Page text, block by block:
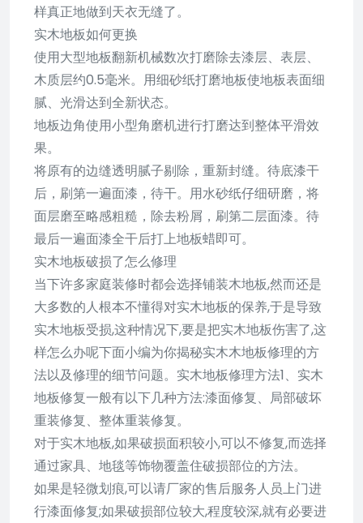
样真正地做到天衣无缝了。
实木地板如何更换
使用大型地板翻新机械数次打磨除去漆层、表层、
木质层约0.5毫米。用细砂纸打磨地板使地板表面细
腻、光滑达到全新状态。
地板边角使用小型角磨机进行打磨达到整体平滑效
果。
将原有的边缝透明腻子剔除，重新封缝。待底漆干
后，刷第一遍面漆，待干。用水砂纸仔细研磨，将
面层磨至略感粗糙，除去粉屑，刷第二层面漆。待
最后一遍面漆全干后打上地板蜡即可。
实木地板破损了怎么修理
当下许多家庭装修时都会选择铺装木地板,然而还是
大多数的人根本不懂得对实木地板的保养,于是导致
实木地板受损,这种情况下,要是把实木地板伤害了,这
样怎么办呢下面小编为你揭秘实木木地板修理的方
法以及修理的细节问题。实木地板修理方法1、实木
地板修复一般有以下几种方法:漆面修复、局部破坏
重装修复、整体重装修复。
对于实木地板,如果破损面积较小,可以不修复,而选择
通过家具、地毯等饰物覆盖住破损部位的方法。
如果是轻微划痕,可以请厂家的售后服务人员上门进
行漆面修复;如果破损部位较大,程度较深,就有必要进